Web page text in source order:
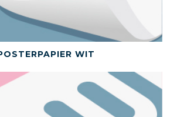
BEKIJK DIT PRODUCTWIT